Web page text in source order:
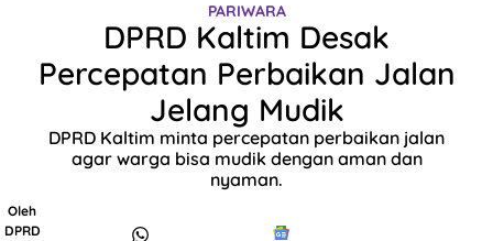
PARIWARA
DPRD Kaltim Desak
Percepatan Perbaikan Jalan
Jelang Mudik
DPRD Kaltim minta percepatan perbaikan jalan
agar warga bisa mudik dengan aman dan
nyaman.
Oleh
DPRD